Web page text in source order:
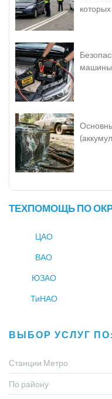
машины
ТЕХПОМОЩЬ ПО
ЦАО
ВАО
ЮЗАО
ТиНАО
ВЫБОР УСЛУГ ПО:
Станции Метро
По району